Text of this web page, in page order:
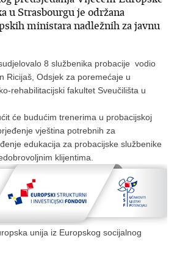
u Strasbourgu je održana
ministara nadležnih za javnu
8 službenika probacije vodio
Ricijaš, Odsjek za poremećaje u
rehabilitacijski fakultet Sveučilišta u
će budućim trenerima u probacijskoj
vještina potrebnih za
edukacija za probacijske službenike
klijentima.
unija iz Europskog socijalnog